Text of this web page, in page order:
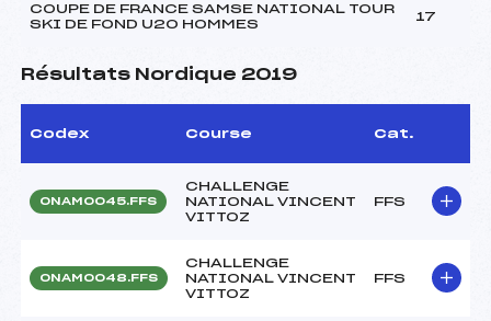
COUPE DE FRANCE SAMSE NATIONAL TOUR
SKI DE FOND U20 HOMMES
17
Résultats Nordique 2019
Codex Course Cat.
ONAM0045.FFS
CHALLENGE
NATIONAL VINCENT
VITTOZ
FFS
ONAM0048.FFS
CHALLENGE
NATIONAL VINCENT
VITTOZ
FFS